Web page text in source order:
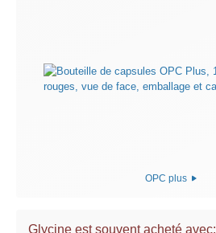
OPC plus
Glycine est souvent acheté avec: